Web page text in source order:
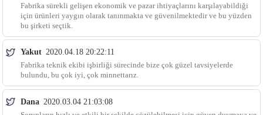
Fabrika sürekli gelişen ekonomik ve pazar ihtiyaçlarını karşılayabildiği
için ürünleri yaygın olarak tanınmakta ve güvenilmektedir ve bu yüzden
bu şirketi seçtik.
Yakut 2020.04.18 20:22:11
Fabrika teknik ekibi işbirliği sürecinde bize çok güzel tavsiyelerde
bulundu, bu çok iyi, çok minnettarız.
Dana 2020.03.04 21:03:08